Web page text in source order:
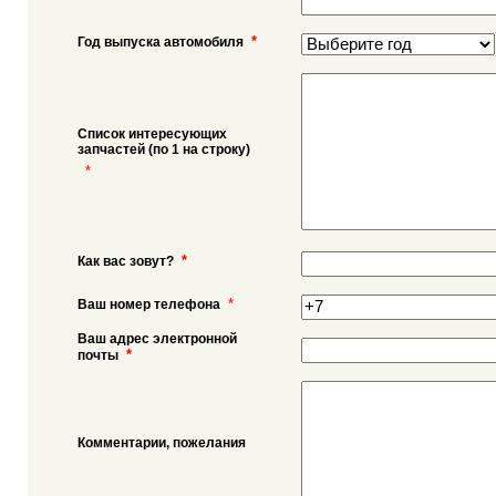
Год выпуска автомобиля *
Список интересующих
запчастей (по 1 на строку)
*
Как вас зовут? *
Ваш номер телефона *
Ваш адрес электронной
почты *
Комментарии, пожелания